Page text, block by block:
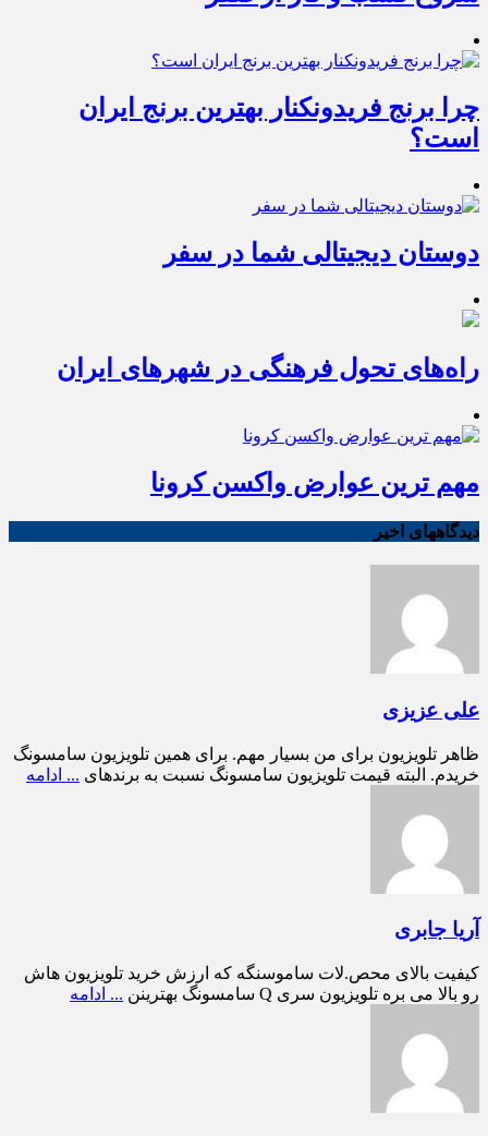
چرا برنج فریدونکنار بهترین برنج ایران
است؟
دوستان دیجیتالی شما در سفر
راه‌های تحول فرهنگی در شهرهای ایران
مهم ترین عوارض واکسن کرونا
دیدگاههای اخیر
علی عزیزی
ظاهر تلویزیون برای من بسیار مهم. برای همین تلویزیون سامسونگ
خریدم. البته قیمت تلویزیون سامسونگ نسبت به برندهای ... ادامه
آریا جابری
کیفیت بالای محص.لات ساموسنگه که ارزش خرید تلویزیون هاش
رو بالا می بره تلویزیون سری Q سامسونگ بهترینن
... ادامه